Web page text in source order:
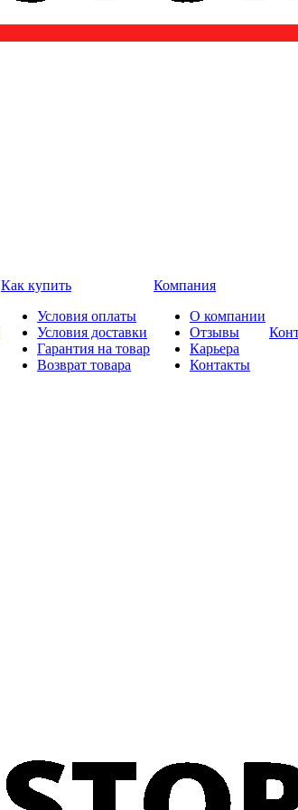
Как купить
Условия оплаты
Условия доставки
Гарантия на товар
Возврат товара
Компания
О компании
Отзывы
Карьера
Контакты